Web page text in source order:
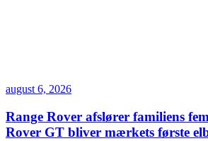
august 6, 2026
Range Rover afslører familiens
Rover GT bliver mærkets første